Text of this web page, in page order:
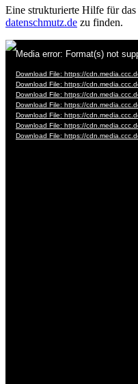
Eine strukturierte Hilfe für
datenschmutz.de zu finden.